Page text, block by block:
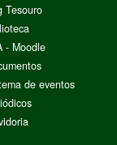
Tesouro
- Moodle
de eventos